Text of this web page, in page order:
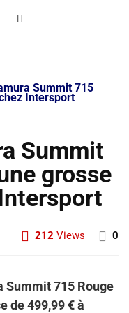
Summit 715
Intersport
Summit
grosse
212 Views 0
Summit 715 Rouge
de 499,99 € à